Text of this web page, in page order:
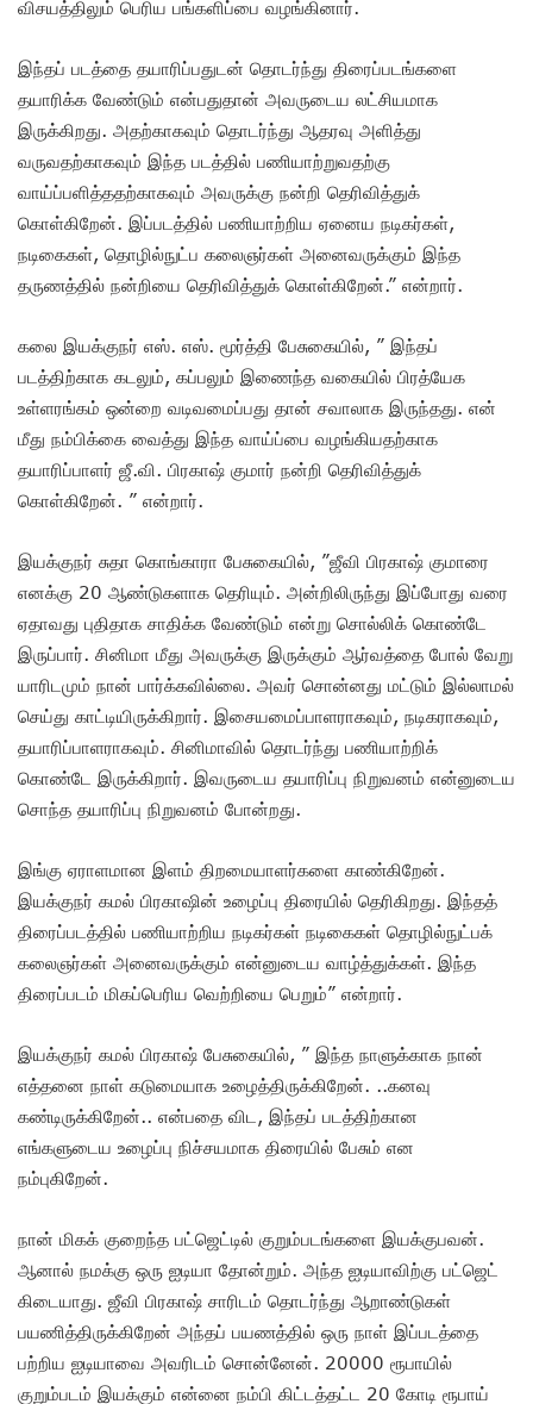
விசயத்திலும் பெரிய பங்களிப்பை வழங்கினார்.
இந்தப் படத்தை தயாரிப்பதுடன் தொடர்ந்து திரைப்படங்களை
தயாரிக்க வேண்டும் என்பதுதான் அவருடைய லட்சியமாக
இருக்கிறது. அதற்காகவும் தொடர்ந்து ஆதரவு அளித்து
வருவதற்காகவும் இந்த படத்தில் பணியாற்றுவதற்கு
வாய்ப்பளித்ததற்காகவும் அவருக்கு நன்றி தெரிவித்துக்
கொள்கிறேன். இப்படத்தில் பணியாற்றிய ஏனைய நடிகர்கள்,
நடிகைகள், தொழில்நுட்ப கலைஞர்கள் அனைவருக்கும் இந்த
தருணத்தில் நன்றியை தெரிவித்துக் கொள்கிறேன்.” என்றார்.
கலை இயக்குநர் எஸ். எஸ். மூர்த்தி பேசுகையில், ” இந்தப்
படத்திற்காக கடலும், கப்பலும் இணைந்த வகையில் பிரத்யேக
உள்ளரங்கம் ஒன்றை வடிவமைப்பது தான் சவாலாக இருந்தது. என்
மீது நம்பிக்கை வைத்து இந்த வாய்ப்பை வழங்கியதற்காக
தயாரிப்பாளர் ஜீ.வி. பிரகாஷ் குமார் நன்றி தெரிவித்துக்
கொள்கிறேன். ” என்றார்.
இயக்குநர் சுதா கொங்காரா பேசுகையில், ”ஜீவி பிரகாஷ் குமாரை
எனக்கு 20 ஆண்டுகளாக தெரியும். அன்றிலிருந்து இப்போது வரை
ஏதாவது புதிதாக சாதிக்க வேண்டும் என்று சொல்லிக் கொண்டே
இருப்பார். சினிமா மீது அவருக்கு இருக்கும் ஆர்வத்தை போல் வேறு
யாரிடமும் நான் பார்க்கவில்லை. அவர் சொன்னது மட்டும் இல்லாமல்
செய்து காட்டியிருக்கிறார். இசையமைப்பாளராகவும், நடிகராகவும்,
தயாரிப்பாளராகவும். சினிமாவில் தொடர்ந்து பணியாற்றிக்
கொண்டே இருக்கிறார். இவருடைய தயாரிப்பு நிறுவனம் என்னுடைய
சொந்த தயாரிப்பு நிறுவனம் போன்றது.
இங்கு ஏராளமான இளம் திறமையாளர்களை காண்கிறேன்.
இயக்குநர் கமல் பிரகாஷின் உழைப்பு திரையில் தெரிகிறது. இந்தத்
திரைப்படத்தில் பணியாற்றிய நடிகர்கள் நடிகைகள் தொழில்நுட்பக்
கலைஞர்கள் அனைவருக்கும் என்னுடைய வாழ்த்துக்கள். இந்த
திரைப்படம் மிகப்பெரிய வெற்றியை பெறும்” என்றார்.
இயக்குநர் கமல் பிரகாஷ் பேசுகையில், ” இந்த நாளுக்காக நான்
எத்தனை நாள் கடுமையாக உழைத்திருக்கிறேன். ..கனவு
கண்டிருக்கிறேன்.. என்பதை விட, இந்தப் படத்திற்கான
எங்களுடைய உழைப்பு நிச்சயமாக திரையில் பேசும் என
நம்புகிறேன்.
நான் மிகக் குறைந்த பட்ஜெட்டில் குறும்படங்களை இயக்குபவன்.
ஆனால் நமக்கு ஒரு ஐடியா தோன்றும். அந்த ஐடியாவிற்கு பட்ஜெட்
கிடையாது. ஜீவி பிரகாஷ் சாரிடம் தொடர்ந்து ஆறாண்டுகள்
பயணித்திருக்கிறேன் அந்தப் பயணத்தில் ஒரு நாள் இப்படத்தை
பற்றிய ஐடியாவை அவரிடம் சொன்னேன். 20000 ரூபாயில்
குறும்படம் இயக்கும் என்னை நம்பி கிட்டத்தட்ட 20 கோடி ரூபாய்